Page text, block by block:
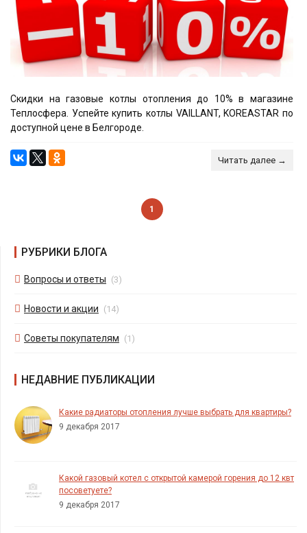
Скидки на газовые котлы отопления до 10% в магазине
Теплосфера. Успейте купить котлы VAILLANT, KOREASTAR по
доступной цене в Белгороде.
Читать далее →
1
РУБРИКИ БЛОГА
Вопросы и ответы (3)
Новости и акции (14)
Советы покупателям (1)
НЕДАВНИЕ ПУБЛИКАЦИИ
Какие радиаторы отопления лучше выбрать для квартиры?
9 декабря 2017
Какой газовый котел с открытой камерой горения до 12 квт
посоветуете?
9 декабря 2017